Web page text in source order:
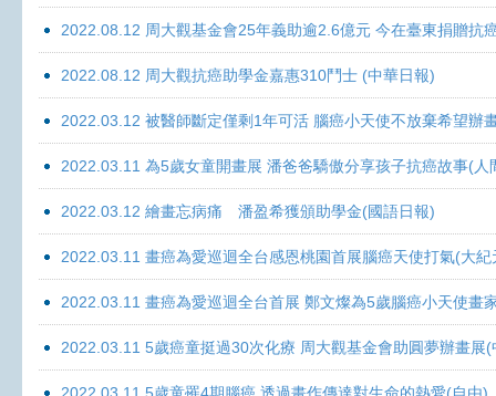
2022.08.12 周大觀基金會25年義助逾2.6億元 今在臺東捐贈抗
2022.08.12 周大觀抗癌助學金嘉惠310鬥士 (中華日報)
2022.03.12 被醫師斷定僅剩1年可活 腦癌小天使不放棄希望辦
2022.03.11 為5歲女童開畫展 潘爸爸驕傲分享孩子抗癌故事(人
2022.03.12 繪畫忘病痛 潘盈希獲頒助學金(國語日報)
2022.03.11 畫癌為愛巡迴全台感恩桃園首展腦癌天使打氣(大紀
2022.03.11 畫癌為愛巡迴全台首展 鄭文燦為5歲腦癌小天使畫
2022.03.11 5歲癌童挺過30次化療 周大觀基金會助圓夢辦畫展